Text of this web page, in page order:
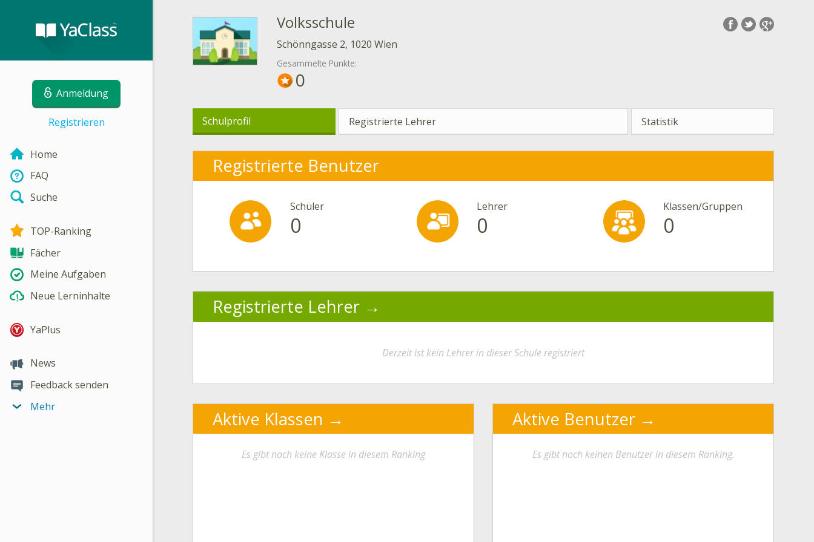
Anmeldung
Registrieren
Home
FAQ
Suche
TOP-Ranking
Fächer
Meine Aufgaben
Neue Lerninhalte
YaPlus
News
Feedback senden
Mehr
Volksschule
Schönngasse 2, 1020 Wien
Gesammelte Punkte:
0
Schulprofil Registrierte Lehrer Statistik
Registrierte Benutzer
Schüler
0
Lehrer
0
Klassen/Gruppen
0
Registrierte Lehrer
Derzeit ist kein Lehrer in dieser Schule registriert
Aktive Klassen
Es gibt noch keine Klasse in diesem Ranking
Aktive Benutzer
Es gibt noch keinen Benutzer in diesem Ranking.